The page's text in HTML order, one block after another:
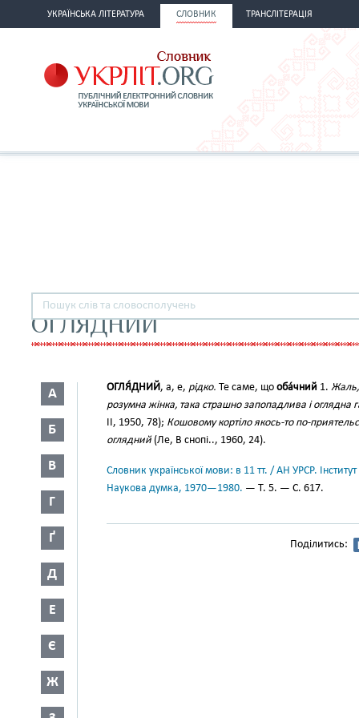
УКРАЇНСЬКА ЛІТЕРАТУРА СЛОВНИК ТРАНСЛІТЕРАЦІЯ
ОГЛЯДНИЙ
А
Б
В
Г
Ґ
Д
Е
Є
Ж
ОГЛЯ́ДНИЙ, а, е, рідко. Те саме, що оба́чний 1. Жаль,
розумна жінка, така страшно запопадлива і
II, 1950, 78); Кошовому кортіло якось-то по-
оглядний (Ле, В снопі.., 1960, 24).
Словник української мови: в 11 тт. / АН УРСР.
Наукова думка, 1970—1980. — Т. 5. — С. 617.
Поділитись: